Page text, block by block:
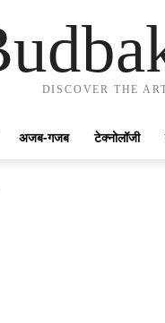
DISCOVER THE
अजब-गजब टेक्नोलॉजी